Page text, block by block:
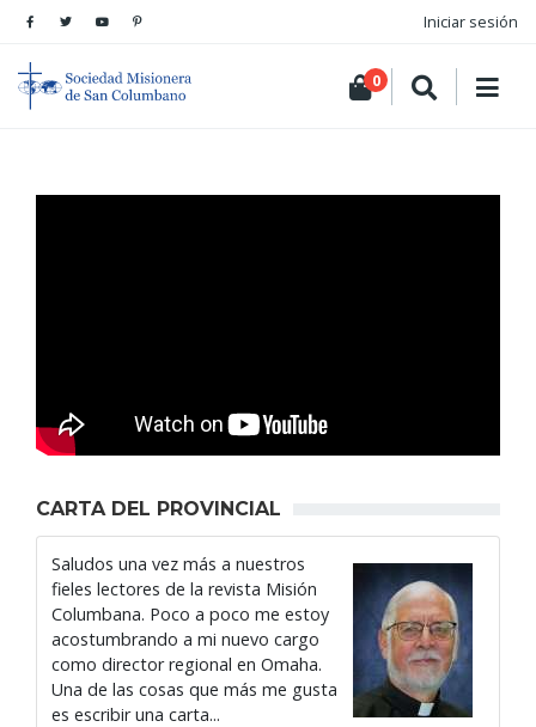
Iniciar sesión
0
CARTA DEL PROVINCIAL
Saludos una vez más a nuestros
fieles lectores de la revista Misión
Columbana. Poco a poco me estoy
acostumbrando a mi nuevo cargo
como director regional en Omaha.
Una de las cosas que más me gusta
es escribir una carta...